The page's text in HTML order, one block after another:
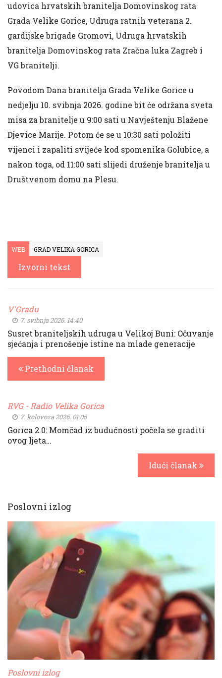
udovica hrvatskih branitelja Domovinskog rata
Grada Velike Gorice, Udruga ratnih veterana 2.
gardijske brigade Gromovi, Udruga hrvatskih
branitelja Domovinskog rata Zračna luka Zagreb i
VG branitelji.
Povodom Dana branitelja Grada Velike Gorice u
nedjelju 10. svibnja 2026. godine bit će održana sveta
misa za branitelje u 9:00 sati u Navještenju Blažene
Djevice Marije. Potom će se u 10:30 sati položiti
vijenci i zapaliti svijeće kod spomenika Golubice, a
nakon toga, od 11:00 sati slijedi druženje branitelja u
Društvenom domu na Plesu.
WEB GRAD VELIKA GORICA
Izvorni tekst
V'Gradu
7. svibnja 2026. 14:40
Susret braniteljskih udruga u Velikoj Buni: Očuvanje
sjećanja i prenošenje istine na mlade generacije
Prethodni članak
RVG - Radio Velika Gorica
7. kolovoza 2026. 01:05
Gorica 2.0: Momčad iz budućnosti počela se graditi
ovog ljeta…
Idući članak
Poslovni izlog
Poslovni izlog